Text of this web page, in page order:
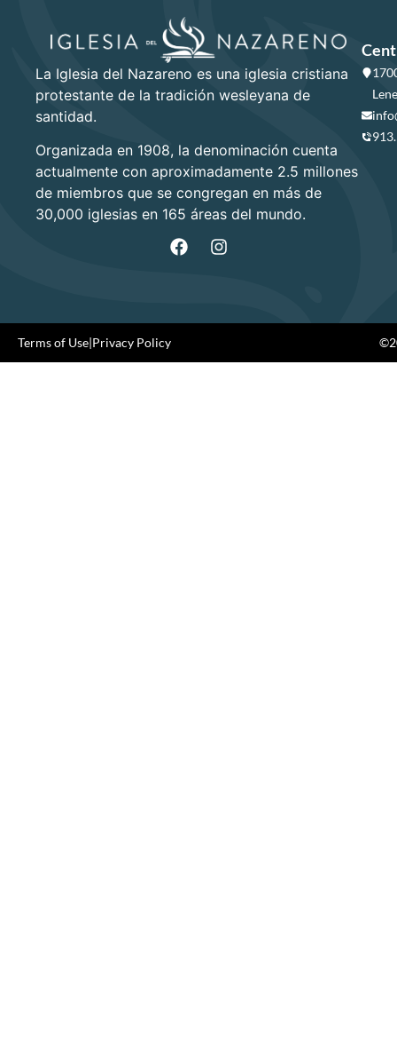
La Iglesia del Nazareno es una iglesia cristiana
protestante de la tradición wesleyana de
santidad.
Organizada en 1908, la denominación cuenta
actualmente con aproximadamente 2.5 millones
de miembros que se congregan en más de
30,000 iglesias en 165 áreas del mundo.
Terms of Use|Privacy Policy